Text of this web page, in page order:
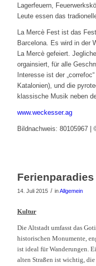
Lagerfeuern,
Leute essen das
La Mercè Fest ist das
Barcelona. Es wird in der
La Mercè gefeiert.
orgainsiert, für alle
Interesse ist der
Katalonien), und die
klassische Musik neben
www.weckesser.ag
Bildnachweis: 80105967 |
14. Juli 2015 / inAllgemein
Kultur
Die Altstadt umfasst das
historischen Monumente,
ist ideal für Wanderungen.
alten Straßen ist wichtig,